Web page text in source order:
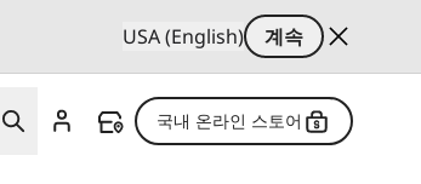
USA (English)
계속
국내 온라인 스토어